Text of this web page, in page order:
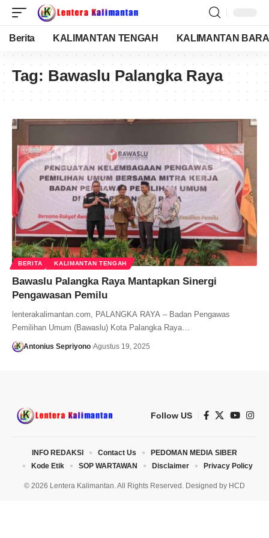
Berita KALIMANTAN TENGAH KALIMANTAN
Tag: Bawaslu Palangka Raya
BERITA KALIMANTAN TENGAH
Bawaslu Palangka Raya Mantapkan Sinergi
Pengawasan Pemilu
lenterakalimantan.com, PALANGKA RAYA – Badan Pengawas
Pemilihan Umum (Bawaslu) Kota Palangka Raya…
Antonius Sepriyono Agustus 19, 2025
Follow US
© 2026 Lentera Kalimantan. All Rights Reserved. Designed by HCD
INFO REDAKSI Contact Us
PEDOMAN MEDIA SIBER
Kode Etik
SOP WARTAWAN Disclaimer Privacy Policy